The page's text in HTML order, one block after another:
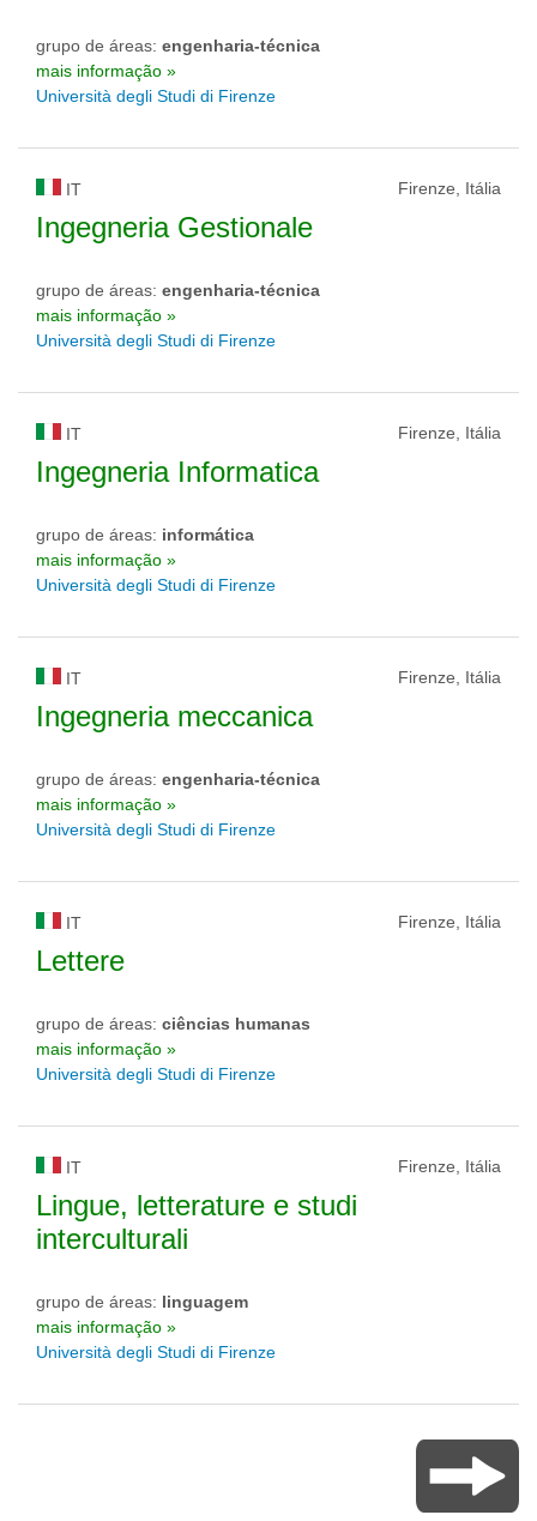
grupo de áreas: engenharia-técnica
mais informação »
Università degli Studi di Firenze
IT Firenze, Itália
Ingegneria Gestionale
grupo de áreas: engenharia-técnica
mais informação »
Università degli Studi di Firenze
IT Firenze, Itália
Ingegneria Informatica
grupo de áreas: informática
mais informação »
Università degli Studi di Firenze
IT Firenze, Itália
Ingegneria meccanica
grupo de áreas: engenharia-técnica
mais informação »
Università degli Studi di Firenze
IT Firenze, Itália
Lettere
grupo de áreas: ciências humanas
mais informação »
Università degli Studi di Firenze
IT Firenze, Itália
Lingue, letterature e studi
interculturali
grupo de áreas: linguagem
mais informação »
Università degli Studi di Firenze